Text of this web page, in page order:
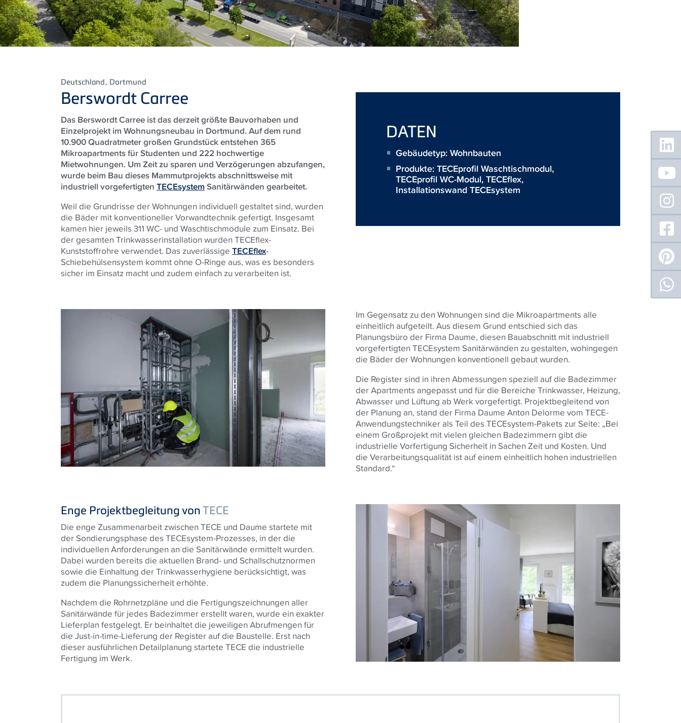
Deutschland, Dortmund
Berswordt Carree
Das Berswordt Carree ist das derzeit größte Bauvorhaben und
Einzelprojekt im Wohnungsneubau in Dortmund. Auf dem rund
10.900 Quadratmeter großen Grundstück entstehen 365
Mikroapartments für Studenten und 222 hochwertige
Mietwohnungen. Um Zeit zu sparen und Verzögerungen abzufangen,
wurde beim Bau dieses Mammutprojekts abschnittsweise mit
industriell vorgefertigten TECEsystem Sanitärwänden gearbeitet.
Weil die Grundrisse der Wohnungen individuell gestaltet sind, wurden
die Bäder mit konventioneller Vorwandtechnik gefertigt. Insgesamt
kamen hier jeweils 311 WC- und Waschtischmodule zum Einsatz. Bei
der gesamten Trinkwasserinstallation wurden TECEflex-
Kunststoffrohre verwendet. Das zuverlässige TECEflex-
Schiebehülsensystem kommt ohne O-Ringe aus, was es besonders
sicher im Einsatz macht und zudem einfach zu verarbeiten ist.
DATEN
Gebäudetyp: Wohnbauten
Produkte:TECEprofil Waschtischmodul,
TECEprofil WC-Modul, TECEflex,
Installationswand TECEsystem
Im Gegensatz zu den Wohnungen sind die Mikroapartments alle
einheitlich aufgeteilt. Aus diesem Grund entschied sich das
Planungsbüro der Firma Daume, diesen Bauabschnitt mit industriell
vorgefertigten TECEsystem Sanitärwänden zu gestalten, wohingegen
die Bäder der Wohnungen konventionell gebaut wurden.
Die Register sind in ihren Abmessungen speziell auf die Badezimmer
der Apartments angepasst und für die Bereiche Trinkwasser, Heizung,
Abwasser und Lüftung ab Werk vorgefertigt. Projektbegleitend von
der Planung an, stand der Firma Daume Anton Delorme vom TECE-
Anwendungstechniker als Teil des TECEsystem-Pakets zur Seite: „Bei
einem Großprojekt mit vielen gleichen Badezimmern gibt die
industrielle Vorfertigung Sicherheit in Sachen Zeit und Kosten. Und
die Verarbeitungsqualität ist auf einem einheitlich hohen industriellen
Standard.“
Enge Projektbegleitung vonTECE
Die enge Zusammenarbeit zwischen TECE und Daume startete mit
der Sondierungsphase des TECEsystem-Prozesses, in der die
individuellen Anforderungen an die Sanitärwände ermittelt wurden.
Dabei wurden bereits die aktuellen Brand- und Schallschutznormen
sowie die Einhaltung der Trinkwasserhygiene berücksichtigt, was
zudem die Planungssicherheit erhöhte.
Nachdem die Rohrnetzpläne und die Fertigungszeichnungen aller
Sanitärwände für jedes Badezimmer erstellt waren, wurde ein exakter
Lieferplan festgelegt. Er beinhaltet die jeweiligen Abrufmengen für
die Just-in-time-Lieferung der Register auf die Baustelle. Erst nach
dieser ausführlichen Detailplanung startete TECE die industrielle
Fertigung im Werk.
Floating